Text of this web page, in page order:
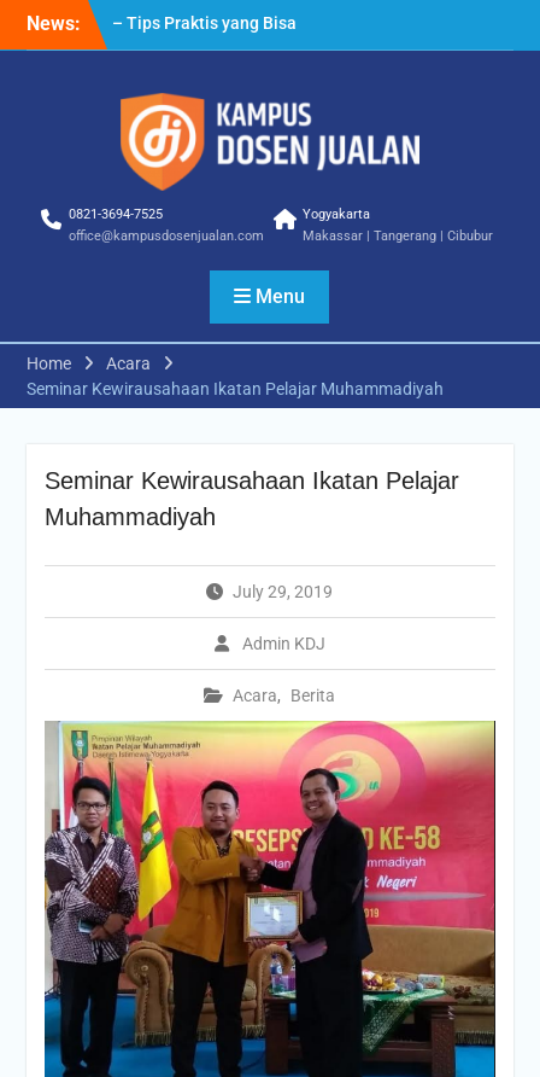
News:
Cara Biar Dapat Pekerjaan
– Panduan Lengkap untuk
Cara Dapat Pekerjaan –
Langkah Praktis untuk
Memperbesar Peluang
Kerja
0821-3694-7525
office@kampusdosenjualan.com
Yogyakarta
Makassar | Tangerang | Cibubur
Menu
Home
Acara
Seminar Kewirausahaan Ikatan Pelajar Muhammadiyah
Seminar Kewirausahaan Ikatan Pelajar
Muhammadiyah
July 29, 2019
Admin KDJ
Acara, Berita